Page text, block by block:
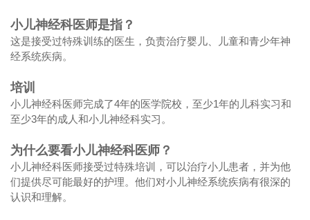
小儿神经科医师是指？
这是接受过特殊训练的医生，负责治疗婴儿、儿童和青少年神
经系统疾病。
培训
小儿神经科医师完成了4年的医学院校，至少1年的儿科实习和
至少3年的成人和小儿神经科实习。
为什么要看小儿神经科医师？
小儿神经科医师接受过特殊培训，可以治疗小儿患者，并为他
们提供尽可能最好的护理。他们对小儿神经系统疾病有很深的
认识和理解。